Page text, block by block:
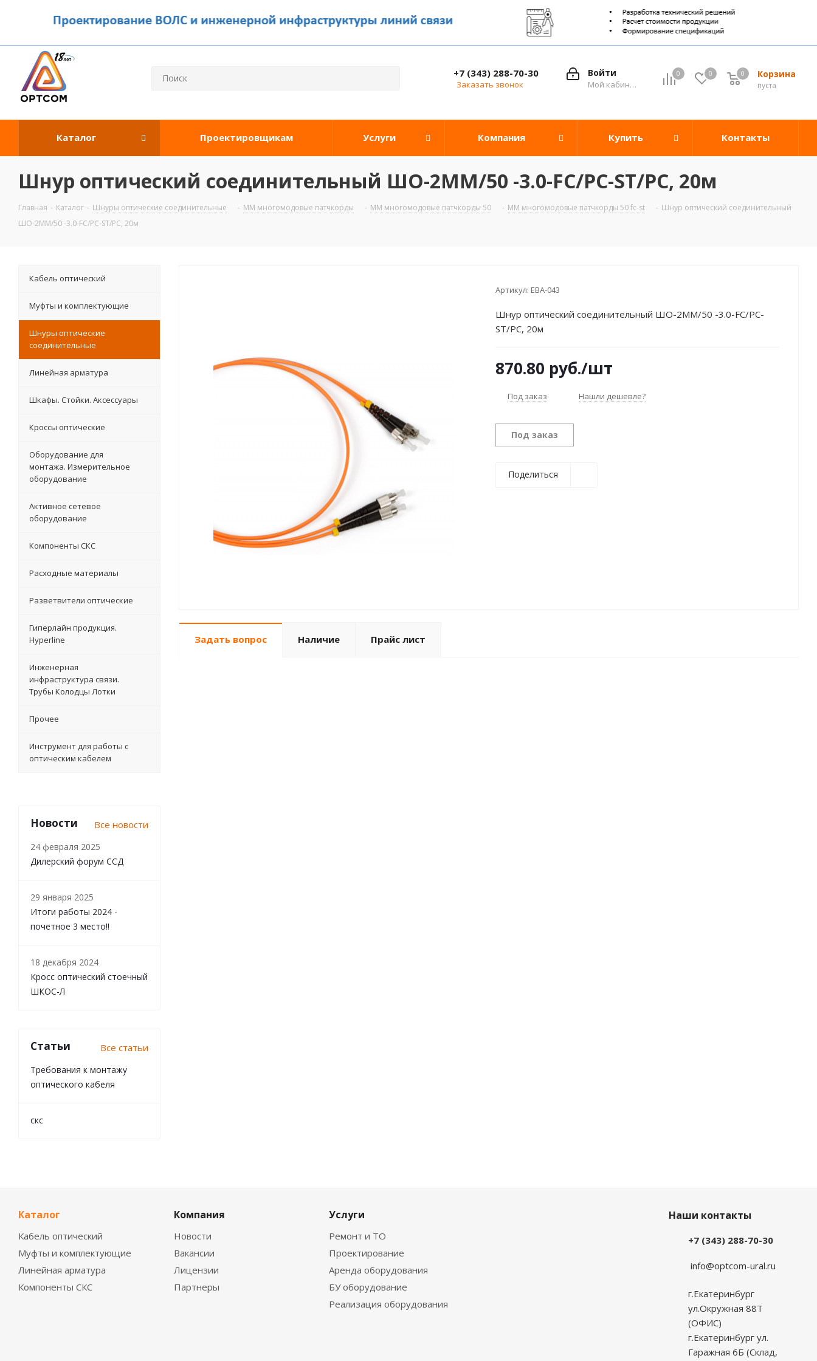
0 0 Корзина
0
пуста
0
Войти
Мой кабинет
+7 (343) 288-70-30
Заказать звонок
Каталог Проектировщикам Услуги Компания Купить Контакты
Шнур оптический соединительный ШО-2MM/50 -3.0-FC/PC-ST/PC, 20м
Главная - Каталог - Шнуры оптические соединительные - MM многомодовые патчкорды - ММ многомодовые патчкорды 50 - ММ многомодовые патчкорды 50 fc-st - Шнур оптический соединительный
ШО-2MM/50 -3.0-FC/PC-ST/PC, 20м
Артикул: EBA-043
Шнур оптический соединительный ШО-2MM/50 -3.0-FC/PC-
ST/PC, 20м
870.80 руб./шт
Под заказ Нашли дешевле?
Под заказ
Поделиться
Задать вопрос Наличие Прайс лист
Кабель оптический
Муфты и комплектующие
Шнуры оптические
соединительные
Линейная арматура
Шкафы. Стойки. Аксесcуары
Кроссы оптические
Оборудование для
монтажа. Измерительное
оборудование
Активное сетевое
оборудование
Компоненты СКС
Расходные материалы
Разветвители оптические
Гиперлайн продукция.
Hyperline
Инженерная
инфраструктура связи.
Трубы Колодцы Лотки
Прочее
Инструмент для работы с
оптическим кабелем
Новости Все новости
24 февраля 2025
Дилерский форум ССД
29 января 2025
Итоги работы 2024 -
почетное 3 место!!
18 декабря 2024
Кросс оптический стоечный
ШКОС-Л
Статьи Все статьи
Требования к монтажу
оптического кабеля
скс
Каталог
Кабель оптический
Муфты и комплектующие
Линейная арматура
Компоненты СКС
Компания
Новости
Вакансии
Лицензии
Партнеры
Услуги
Ремонт и ТО
Проектирование
Аренда оборудования
БУ оборудование
Реализация оборудования
Наши контакты
+7 (343) 288-70-30
info@optcom-ural.ru
г.Екатеринбург
ул.Окружная 88Т
(ОФИС)
г.Екатеринбург ул.
Гаражная 6Б (Склад,